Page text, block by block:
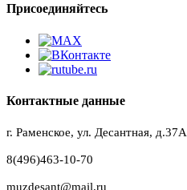
Присоединяйтесь
Контактные данные
г. Раменское, ул. Десантная, д.37A
8(496)463-10-70
muzdesant@mail.ru